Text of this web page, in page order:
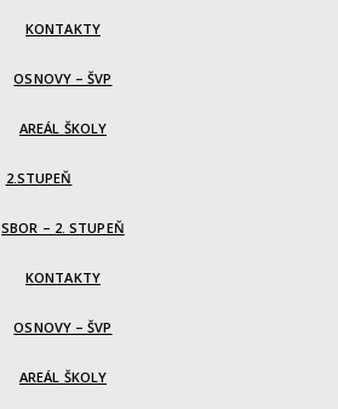
KONTAKTY
OSNOVY – ŠVP
AREÁL ŠKOLY
2.STUPEŇ
SBOR – 2. STUPEŇ
KONTAKTY
OSNOVY – ŠVP
AREÁL ŠKOLY